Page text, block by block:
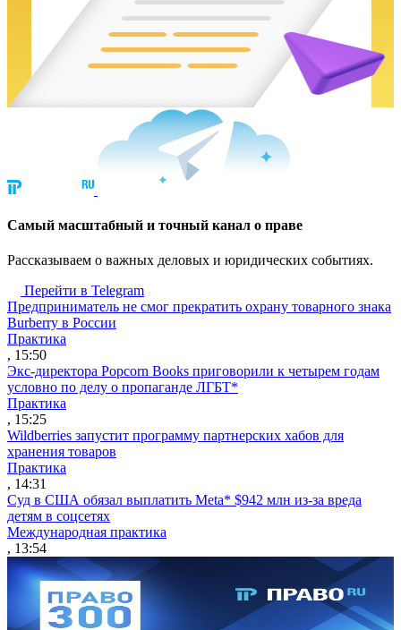
Cамый масштабный и точный канал о праве
Рассказываем о важных деловых и юридических событиях.
Перейти в Telegram
Предприниматель не смог прекратить охрану товарного знака
Burberry в России
Практика
, 15:50
Экс-директора Popcorn Books приговорили к четырем годам
условно по делу о пропаганде ЛГБТ*
Практика
, 15:25
Wildberries запустит программу партнерских хабов для
хранения товаров
Практика
, 14:31
Суд в США обязал выплатить Meta* $942 млн из-за вреда
детям в соцсетях
Международная практика
, 13:54